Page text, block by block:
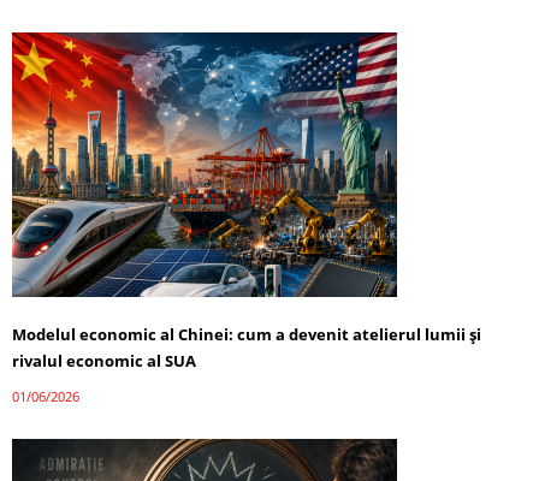
Modelul economic al Chinei: cum a devenit atelierul lumii și
rivalul economic al SUA
01/06/2026